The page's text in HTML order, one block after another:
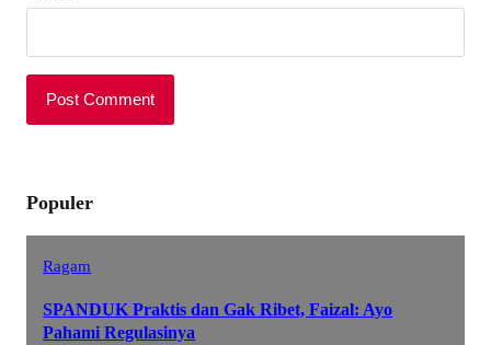
Populer
Ragam
SPANDUK Praktis dan Gak Ribet, Faizal: Ayo
Pahami Regulasinya